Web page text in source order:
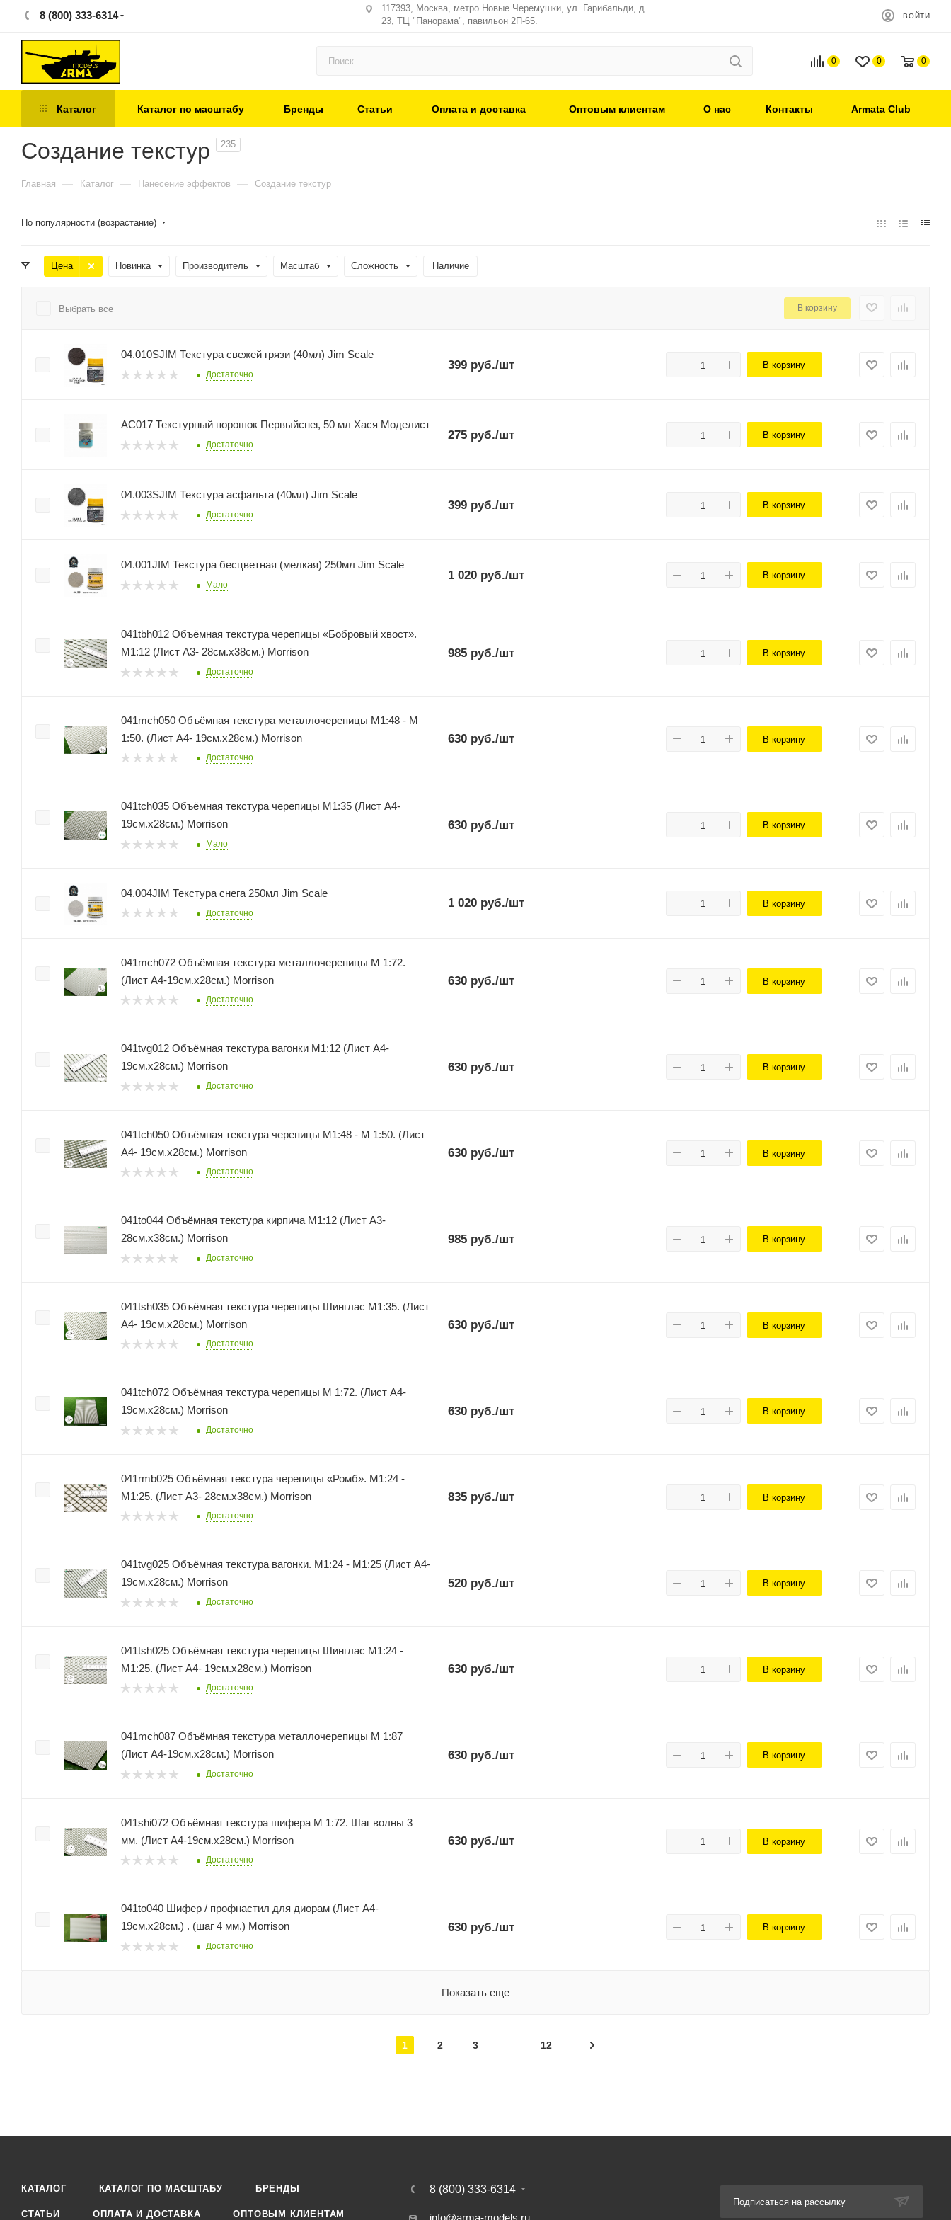
8 (800) 333-6314
117393, Москва, метро Новые Черемушки, ул. Гарибальди, д.
23, ТЦ "Панорама", павильон 2П-65.
ВОЙТИ
0 0 0
Каталог Каталог по масштабу Бренды Статьи Оплата и доставка Оптовым клиентам О нас Контакты Armata Club
Создание текстур 235
Главная — Каталог — Нанесение эффектов — Создание текстур
По популярности (возрастание)
Цена Новинка Производитель Масштаб Сложность Наличие
Выбрать все В корзину
04.010SJIM Текстура свежей грязи (40мл) Jim Scale
Достаточно
399руб./шт В корзину
АС017 Текстурный порошок Первыйснег, 50 мл Хася Моделист
Достаточно
275руб./шт В корзину
04.003SJIM Текстура асфальта (40мл) Jim Scale
Достаточно
399руб./шт В корзину
04.001JIM Текстура бесцветная (мелкая) 250мл Jim Scale
Мало
1 020руб./шт В корзину
041tbh012 Объёмная текстура черепицы «Бобровый хвост».
М1:12 (Лист А3- 28см.х38см.) Morrison
Достаточно
985руб./шт В корзину
041mch050 Объёмная текстура металлочерепицы М1:48 - М
1:50. (Лист А4- 19см.х28см.) Morrison
Достаточно
630руб./шт В корзину
041tch035 Объёмная текстура черепицы М1:35 (Лист А4-
19см.х28см.) Morrison
Мало
630руб./шт В корзину
04.004JIM Текстура снега 250мл Jim Scale
Достаточно
1 020руб./шт В корзину
041mch072 Объёмная текстура металлочерепицы М 1:72.
(Лист А4-19см.х28см.) Morrison
Достаточно
630руб./шт В корзину
041tvg012 Объёмная текстура вагонки М1:12 (Лист А4-
19см.х28см.) Morrison
Достаточно
630руб./шт В корзину
041tch050 Объёмная текстура черепицы М1:48 - М 1:50. (Лист
А4- 19см.х28см.) Morrison
Достаточно
630руб./шт В корзину
041to044 Объёмная текстура кирпича М1:12 (Лист А3-
28см.х38см.) Morrison
Достаточно
985руб./шт В корзину
041tsh035 Объёмная текстура черепицы Шинглас М1:35. (Лист
А4- 19см.х28см.) Morrison
Достаточно
630руб./шт В корзину
041tch072 Объёмная текстура черепицы М 1:72. (Лист А4-
19см.х28см.) Morrison
Достаточно
630руб./шт В корзину
041rmb025 Объёмная текстура черепицы «Ромб». М1:24 -
М1:25. (Лист А3- 28см.х38см.) Morrison
Достаточно
835руб./шт В корзину
041tvg025 Объёмная текстура вагонки. М1:24 - М1:25 (Лист А4-
19см.х28см.) Morrison
Достаточно
520руб./шт В корзину
041tsh025 Объёмная текстура черепицы Шинглас М1:24 -
М1:25. (Лист А4- 19см.х28см.) Morrison
Достаточно
630руб./шт В корзину
041mch087 Объёмная текстура металлочерепицы М 1:87
(Лист А4-19см.х28см.) Morrison
Достаточно
630руб./шт В корзину
041shi072 Объёмная текстура шифера М 1:72. Шаг волны 3
мм. (Лист А4-19см.х28см.) Morrison
Достаточно
630руб./шт В корзину
041to040 Шифер / профнастил для диорам (Лист А4-
19см.х28см.) . (шаг 4 мм.) Morrison
Достаточно
630руб./шт В корзину
Показать еще
1 2 3 12
КАТАЛОГ КАТАЛОГ ПО МАСШТАБУ БРЕНДЫ
СТАТЬИ ОПЛАТА И ДОСТАВКА ОПТОВЫМ КЛИЕНТАМ
8 (800) 333-6314
info@arma-models.ru
Подписаться на рассылку